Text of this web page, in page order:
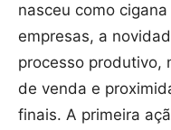
nasceu como
empresas, a
processo produtivo,
de venda e
finais. A primeira